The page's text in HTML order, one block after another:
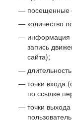
посещенные
количество
информация
запись
сайта);
точки входа
по ссылке
точки